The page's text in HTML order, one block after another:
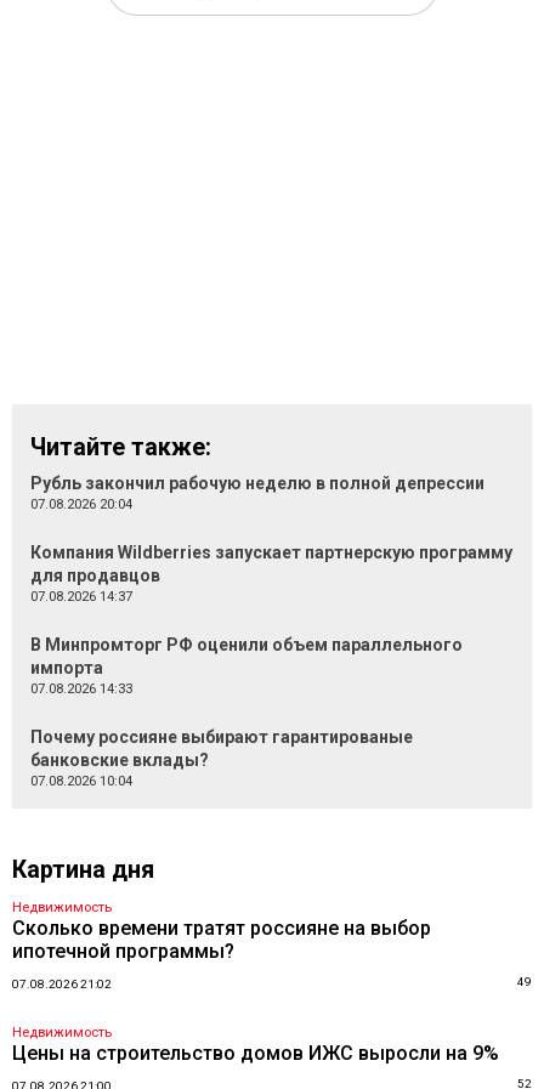
Читайте также:
Рубль закончил рабочую неделю в полной депрессии
07.08.2026 20:04
Компания Wildberries запускает партнерскую программу
для продавцов
07.08.2026 14:37
В Минпромторг РФ оценили объем параллельного
импорта
07.08.2026 14:33
Почему россияне выбирают гарантированые
банковские вклады?
07.08.2026 10:04
Картина дня
Недвижимость
Сколько времени тратят россияне на выбор
ипотечной программы?
07.08.2026 21:02 49
Недвижимость
Цены на строительство домов ИЖС выросли на 9%
07.08.2026 21:00 52